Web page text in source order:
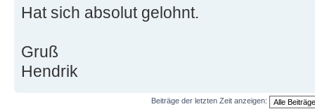
Hat sich absolut gelohnt.
Gruß
Hendrik
Beiträge der letzten Zeit anzeigen: